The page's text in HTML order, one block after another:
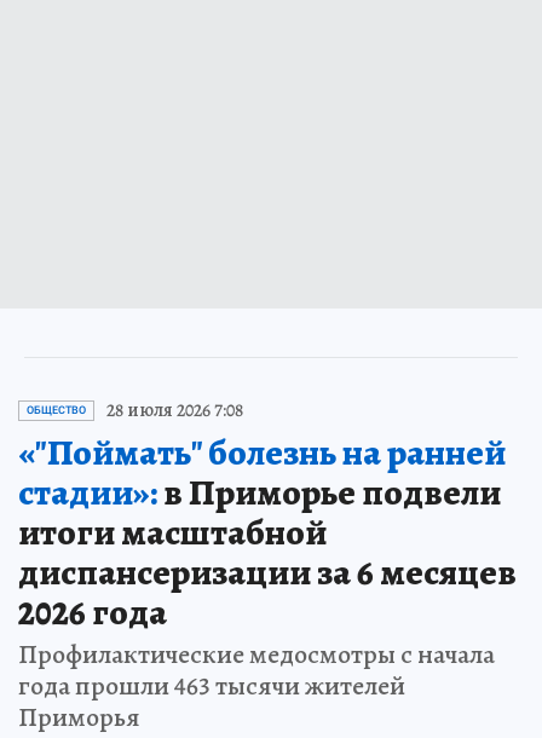
ОБЩЕСТВО 28 июля 2026 7:08
«"Поймать" болезнь на ранней
стадии»:в Приморье подвели
итоги масштабной
диспансеризации за 6 месяцев
2026 года
Профилактические медосмотры с начала
года прошли 463 тысячи жителей
Приморья